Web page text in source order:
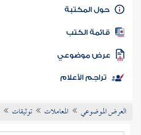
كتاب الأمة
المكتبة
الكتب
موضوعي
تراجم الأعلام
العرض الموضوعي المعاملات توثيقات